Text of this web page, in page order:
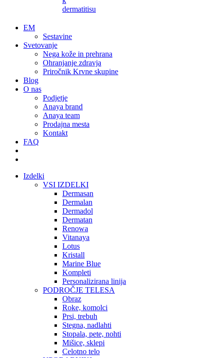
dermatitisu
EM
Sestavine
Svetovanje
Nega kože in prehrana
Ohranjanje zdravja
Priročnik Krvne skupine
Blog
O nas
Podjetje
Anaya brand
Anaya team
Prodajna mesta
Kontakt
FAQ
Izdelki
VSI IZDELKI
Dermasan
Dermalan
Dermadol
Dermatan
Renowa
Vitanaya
Lotus
Kristall
Marine Blue
Kompleti
Personalizirana linija
PODROČJE TELESA
Obraz
Roke, komolci
Prsi, trebuh
Stegna, nadlahti
Stopala, pete, nohti
Mišice, sklepi
Celotno telo